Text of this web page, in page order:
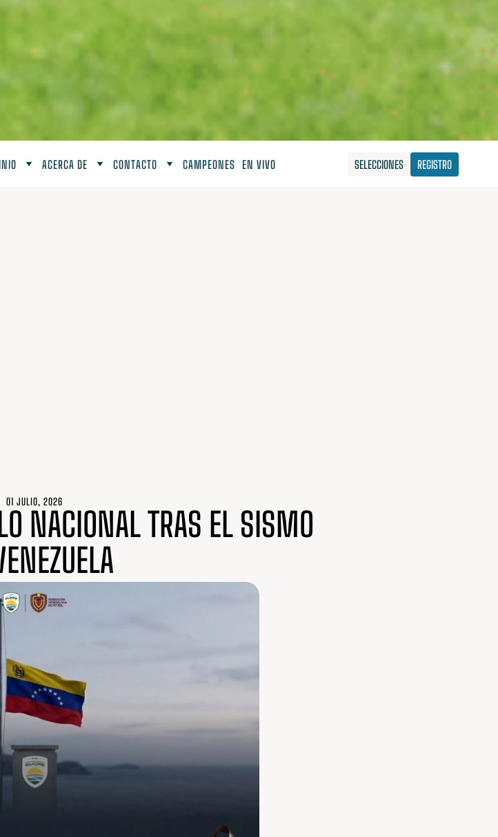
ACERCA DE CONTACTO CAMPEONES EN VIVO SELECCIONES REGISTRO
01 JULIO, 2026
NACIONAL TRAS EL SISMO